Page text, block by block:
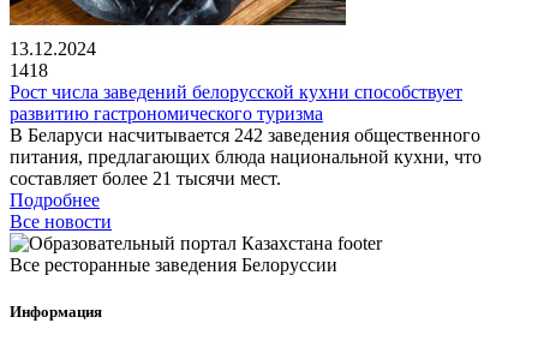
13.12.2024
1418
Рост числа заведений белорусской кухни способствует
развитию гастрономического туризма
В Беларуси насчитывается 242 заведения общественного
питания, предлагающих блюда национальной кухни, что
составляет более 21 тысячи мест.
Подробнее
Все новости
Все ресторанные заведения Белоруссии
Информация